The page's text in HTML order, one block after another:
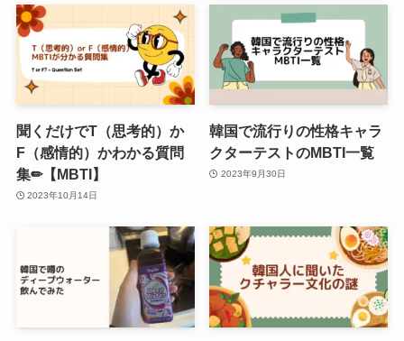
聞くだけでT（思考的）か
F（感情的）かわかる質問
集✏︎【MBTI】
2023年10月14日
韓国で流行りの性格キャラ
クターテストのMBTI一覧
2023年9月30日